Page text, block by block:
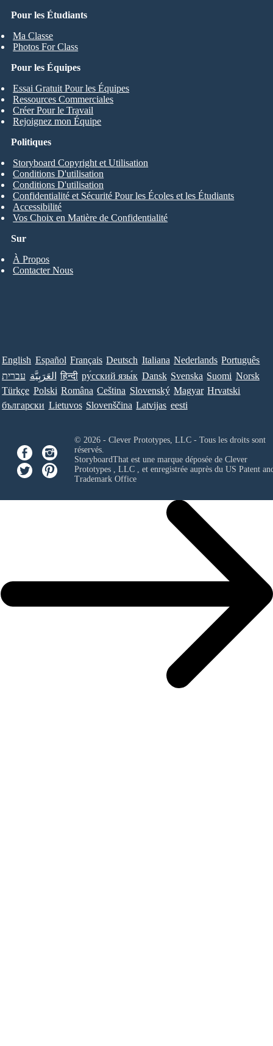
Pour les Étudiants
Ma Classe
Photos For Class
Pour les Équipes
Essai Gratuit Pour les Équipes
Ressources Commerciales
Créer Pour le Travail
Rejoignez mon Équipe
Sur
À Propos
Contacter Nous
Politiques
Storyboard Copyright et Utilisation
Conditions D'utilisation
Conditions D'utilisation
Confidentialité et Sécurité Pour les Écoles et les Étudiants
Accessibilité
Vos Choix en Matière de Confidentialité
English Español Français Deutsch Italiana Nederlands Português
עברית العَرَبِيَّة हिन्दी ру́сский язы́к Dansk Svenska Suomi Norsk
Türkçe Polski Româna Ceština Slovenský Magyar Hrvatski
български Lietuvos Slovenščina Latvijas eesti
© 2026 - Clever Prototypes, LLC - Tous les droits sont
réservés.
StoryboardThat est une marque déposée de Clever
Prototypes , LLC, et enregistrée auprès du US Patent
Trademark Office